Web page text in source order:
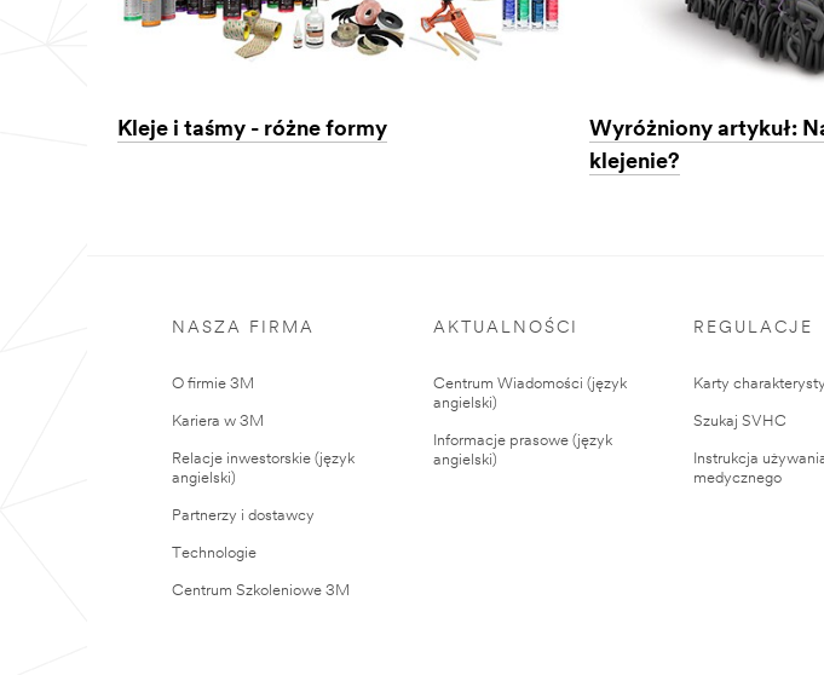
Kleje i taśmy - różne formy
Wyróżniony artykuł:
klejenie?
NASZA FIRMA
O firmie 3M
Kariera w 3M
Relacje inwestorskie (język
angielski)
Partnerzy i dostawcy
Technologie
Centrum Szkoleniowe 3M
AKTUALNOŚCI
Centrum Wiadomości (język
angielski)
Informacje prasowe (język
angielski)
REGULACJE
Karty
Szukaj SVHC
Instrukcja
medycznego